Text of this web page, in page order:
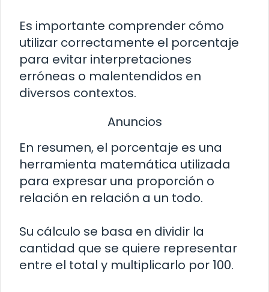
Es importante comprender cómo
utilizar correctamente el porcentaje
para evitar interpretaciones
erróneas o malentendidos en
diversos contextos.
Anuncios
En resumen, el porcentaje es una
herramienta matemática utilizada
para expresar una proporción o
relación en relación a un todo.
Su cálculo se basa en dividir la
cantidad que se quiere representar
entre el total y multiplicarlo por 100.